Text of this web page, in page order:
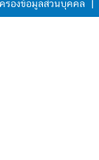
รองข้อมูลส่วนบุคคล |